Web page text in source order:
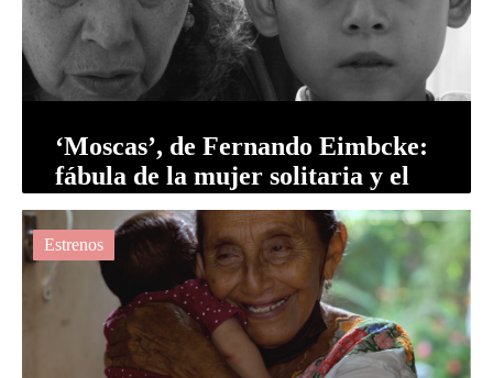
‘Moscas’, de Fernando Eimbcke:
fábula de la mujer solitaria y el
niño Cosmic Defender
Estrenos